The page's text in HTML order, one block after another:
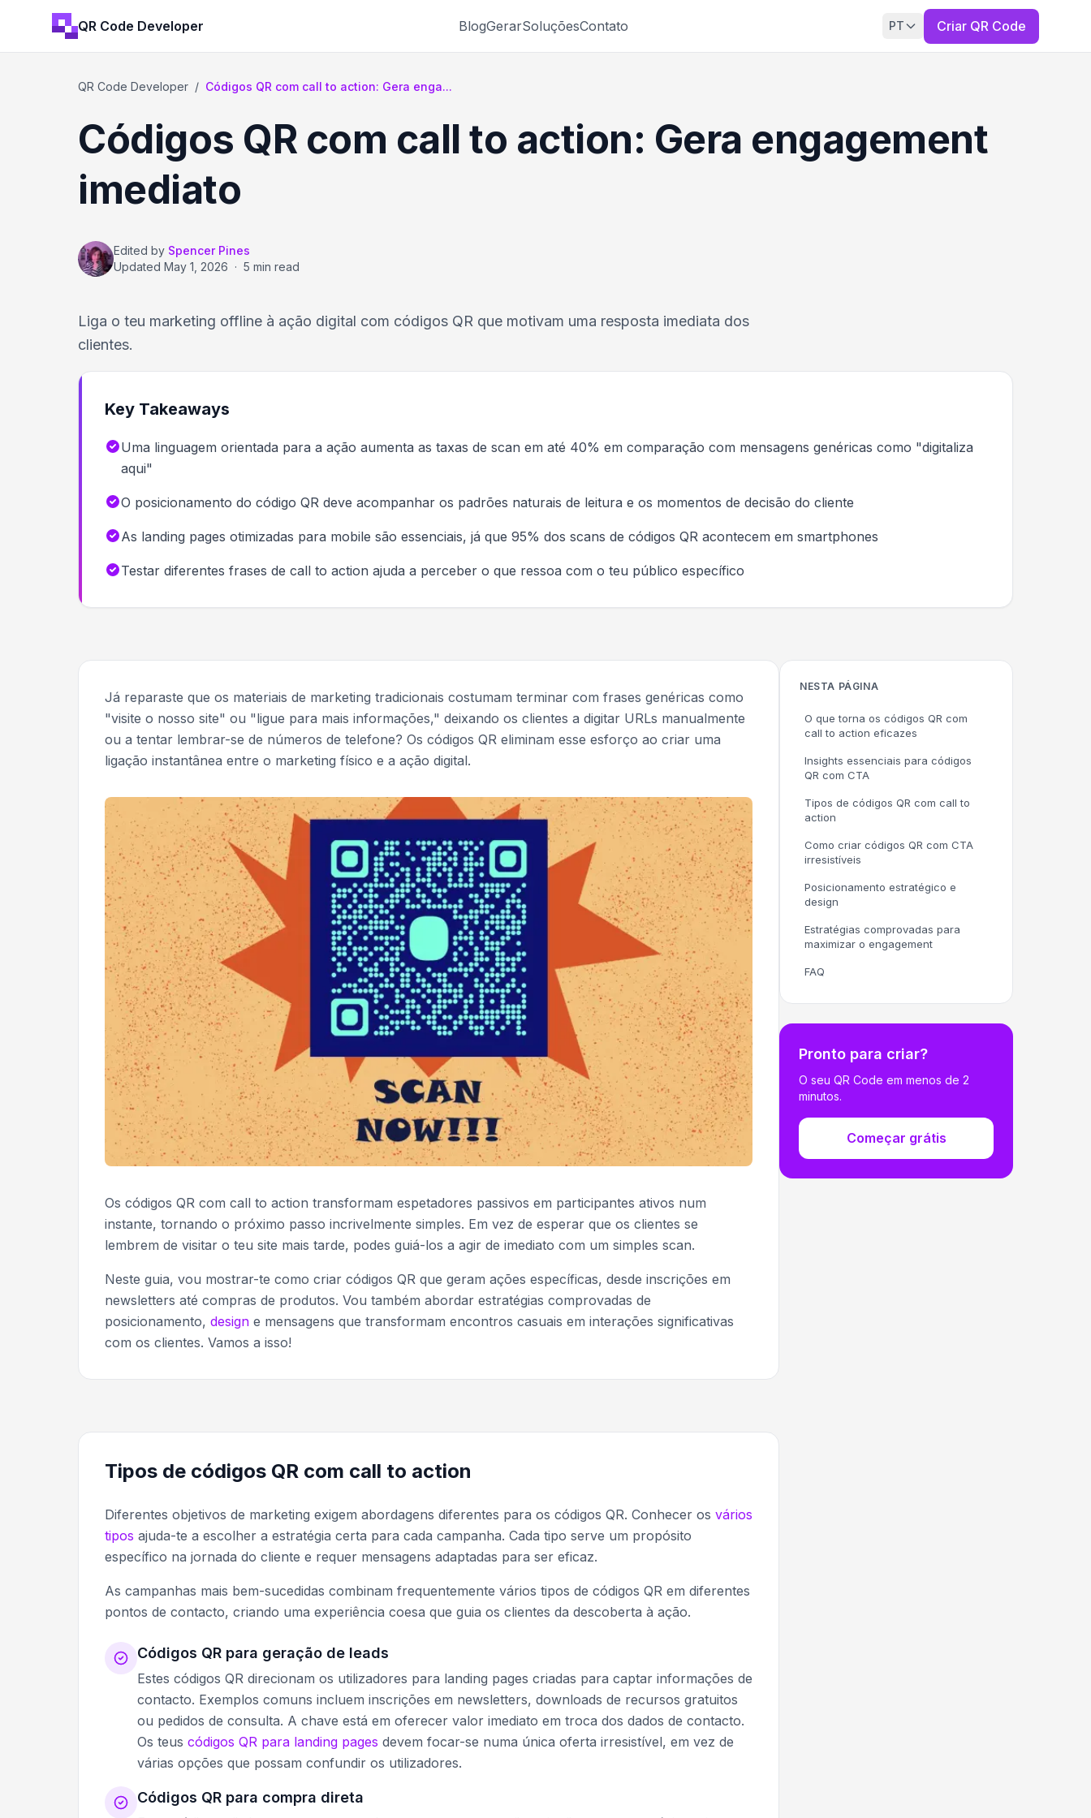
QR Code Developer BlogGerarSoluçõesContato PT Criar QR Code
QR Code Developer / Códigos QR com call to action: Gera enga...
Códigos QR com call to action: Gera engagement
imediato
Edited by Spencer Pines
Updated May 1, 2026 · 5 min read
Liga o teu marketing offline à ação digital com códigos QR que motivam uma resposta imediata dos
clientes.
Key Takeaways
Uma linguagem orientada para a ação aumenta as taxas de scan em até 40% em comparação com mensagens genéricas como "digitaliza
aqui"
O posicionamento do código QR deve acompanhar os padrões naturais de leitura e os momentos de decisão do cliente
As landing pages otimizadas para mobile são essenciais, já que 95% dos scans de códigos QR acontecem em smartphones
Testar diferentes frases de call to action ajuda a perceber o que ressoa com o teu público específico
Já reparaste que os materiais de marketing tradicionais costumam terminar com frases genéricas como
"visite o nosso site" ou "ligue para mais informações," deixando os clientes a digitar URLs manualmente
ou a tentar lembrar-se de números de telefone? Os códigos QR eliminam esse esforço ao criar uma
ligação instantânea entre o marketing físico e a ação digital.
Os códigos QR com call to action transformam espetadores passivos em participantes ativos num
instante, tornando o próximo passo incrivelmente simples. Em vez de esperar que os clientes se
lembrem de visitar o teu site mais tarde, podes guiá-los a agir de imediato com um simples scan.
Neste guia, vou mostrar-te como criar códigos QR que geram ações específicas, desde inscrições em
newsletters até compras de produtos. Vou também abordar estratégias comprovadas de
posicionamento, design e mensagens que transformam encontros casuais em interações significativas
com os clientes. Vamos a isso!
Tipos de códigos QR com call to action
Diferentes objetivos de marketing exigem abordagens diferentes para os códigos QR. Conhecer os vários
tipos ajuda-te a escolher a estratégia certa para cada campanha. Cada tipo serve um propósito
específico na jornada do cliente e requer mensagens adaptadas para ser eficaz.
As campanhas mais bem-sucedidas combinam frequentemente vários tipos de códigos QR em diferentes
pontos de contacto, criando uma experiência coesa que guia os clientes da descoberta à ação.
Códigos QR para geração de leads
Estes códigos QR direcionam os utilizadores para landing pages criadas para captar informações de
contacto. Exemplos comuns incluem inscrições em newsletters, downloads de recursos gratuitos
ou pedidos de consulta. A chave está em oferecer valor imediato em troca dos dados de contacto.
Os teus códigos QR para landing pages devem focar-se numa única oferta irresistível, em vez de
várias opções que possam confundir os utilizadores.
Códigos QR para compra direta
NESTA PÁGINA
O que torna os códigos QR com
call to action eficazes
Insights essenciais para códigos
QR com CTA
Tipos de códigos QR com call to
action
Como criar códigos QR com CTA
irresistíveis
Posicionamento estratégico e
design
Estratégias comprovadas para
maximizar o engagement
FAQ
Pronto para criar?
O seu QR Code em menos de 2
minutos.
Começar grátis